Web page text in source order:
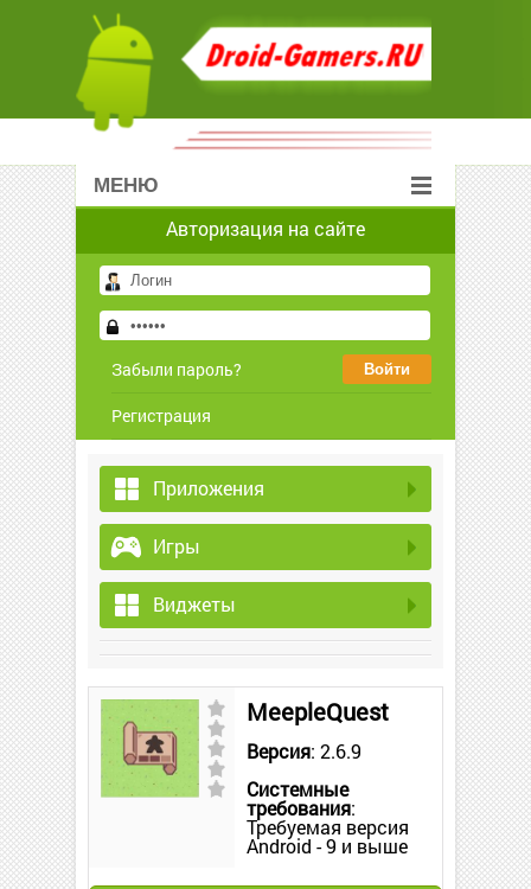
МЕНЮ
Авторизация на сайте
Забыли пароль?
Регистрация
Приложения
Игры
Виджеты
MeepleQuest
Версия: 2.6.9
Системные
требования:
Требуемая версия
Android - 9 и выше